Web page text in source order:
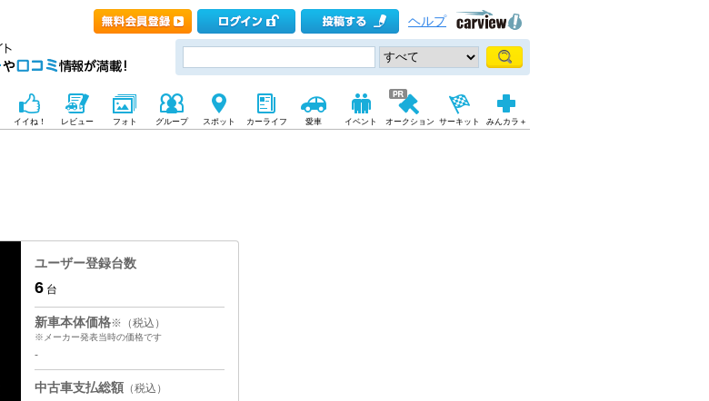
ヘルプ
イイね！ レビュー フォト グループ スポット カーライフ 愛車 イベント オークション サーキット みんカラ＋
ユーザー登録台数
6 台
新車本体価格※（税込）
※メーカー発表当時の価格です
-
中古車支払総額 （税込）